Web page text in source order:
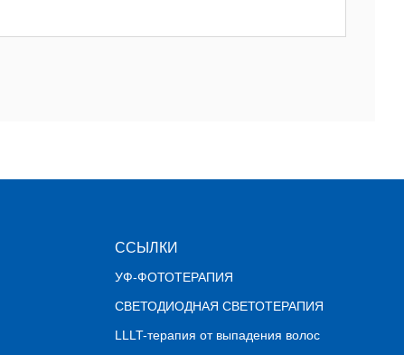
ССЫЛКИ
УФ-ФОТОТЕРАПИЯ
СВЕТОДИОДНАЯ СВЕТОТЕРАПИЯ
LLLT-терапия от выпадения волос